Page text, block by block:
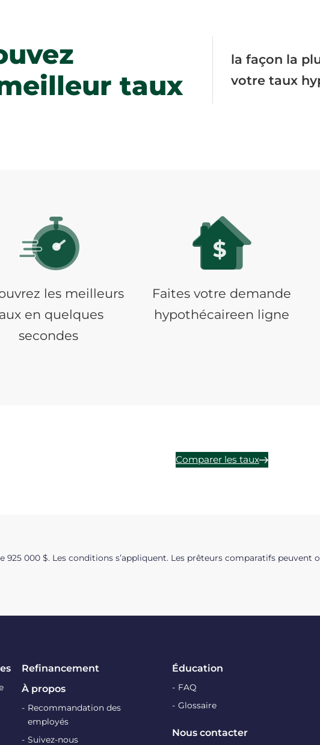
taux
la façon la
votre taux
les meilleurs
en quelques
secondes
Faites votre demande
hypothécaireen ligne
Comparer les taux
925 000 $. Les conditions s’appliquent. Les prêteurs comparatifs peuvent
Refinancement
À propos
Recommandation des
employés
Suivez-nous
Éducation
FAQ
Glossaire
Nous contacter